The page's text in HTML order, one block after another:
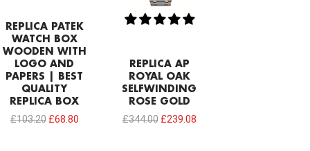
REPLICA PATEK
WATCH BOX
WOODEN WITH
LOGO AND
PAPERS | BEST
QUALITY
REPLICA BOX
£103.20 £68.80
REPLICA AP
ROYAL OAK
SELFWINDING
ROSE GOLD
£344.00 £239.08